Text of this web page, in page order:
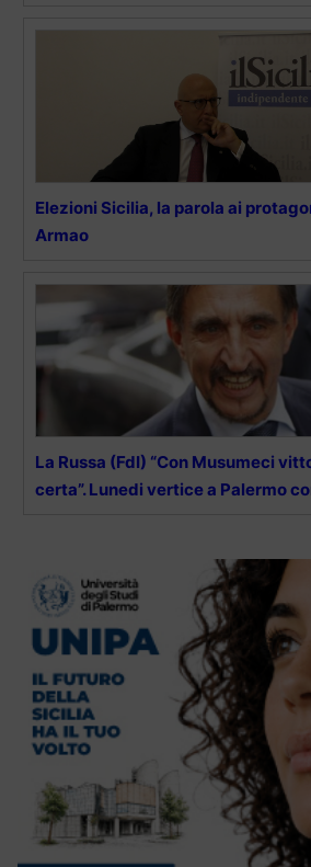
Elezioni Sicilia, la parola ai
Armao
La Russa (FdI) “Con Musumeci
certa”. Lunedi vertice a Palermo